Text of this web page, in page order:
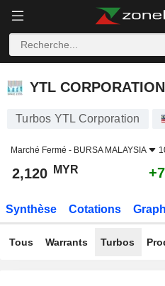
YTL CORPORATION
YTL CORPORATION
Turbos YTL Corporation
Marché Fermé - BURSA MALAYSIA
2,120 MYR
Synthèse Cotations
Tous Warrants Turbos